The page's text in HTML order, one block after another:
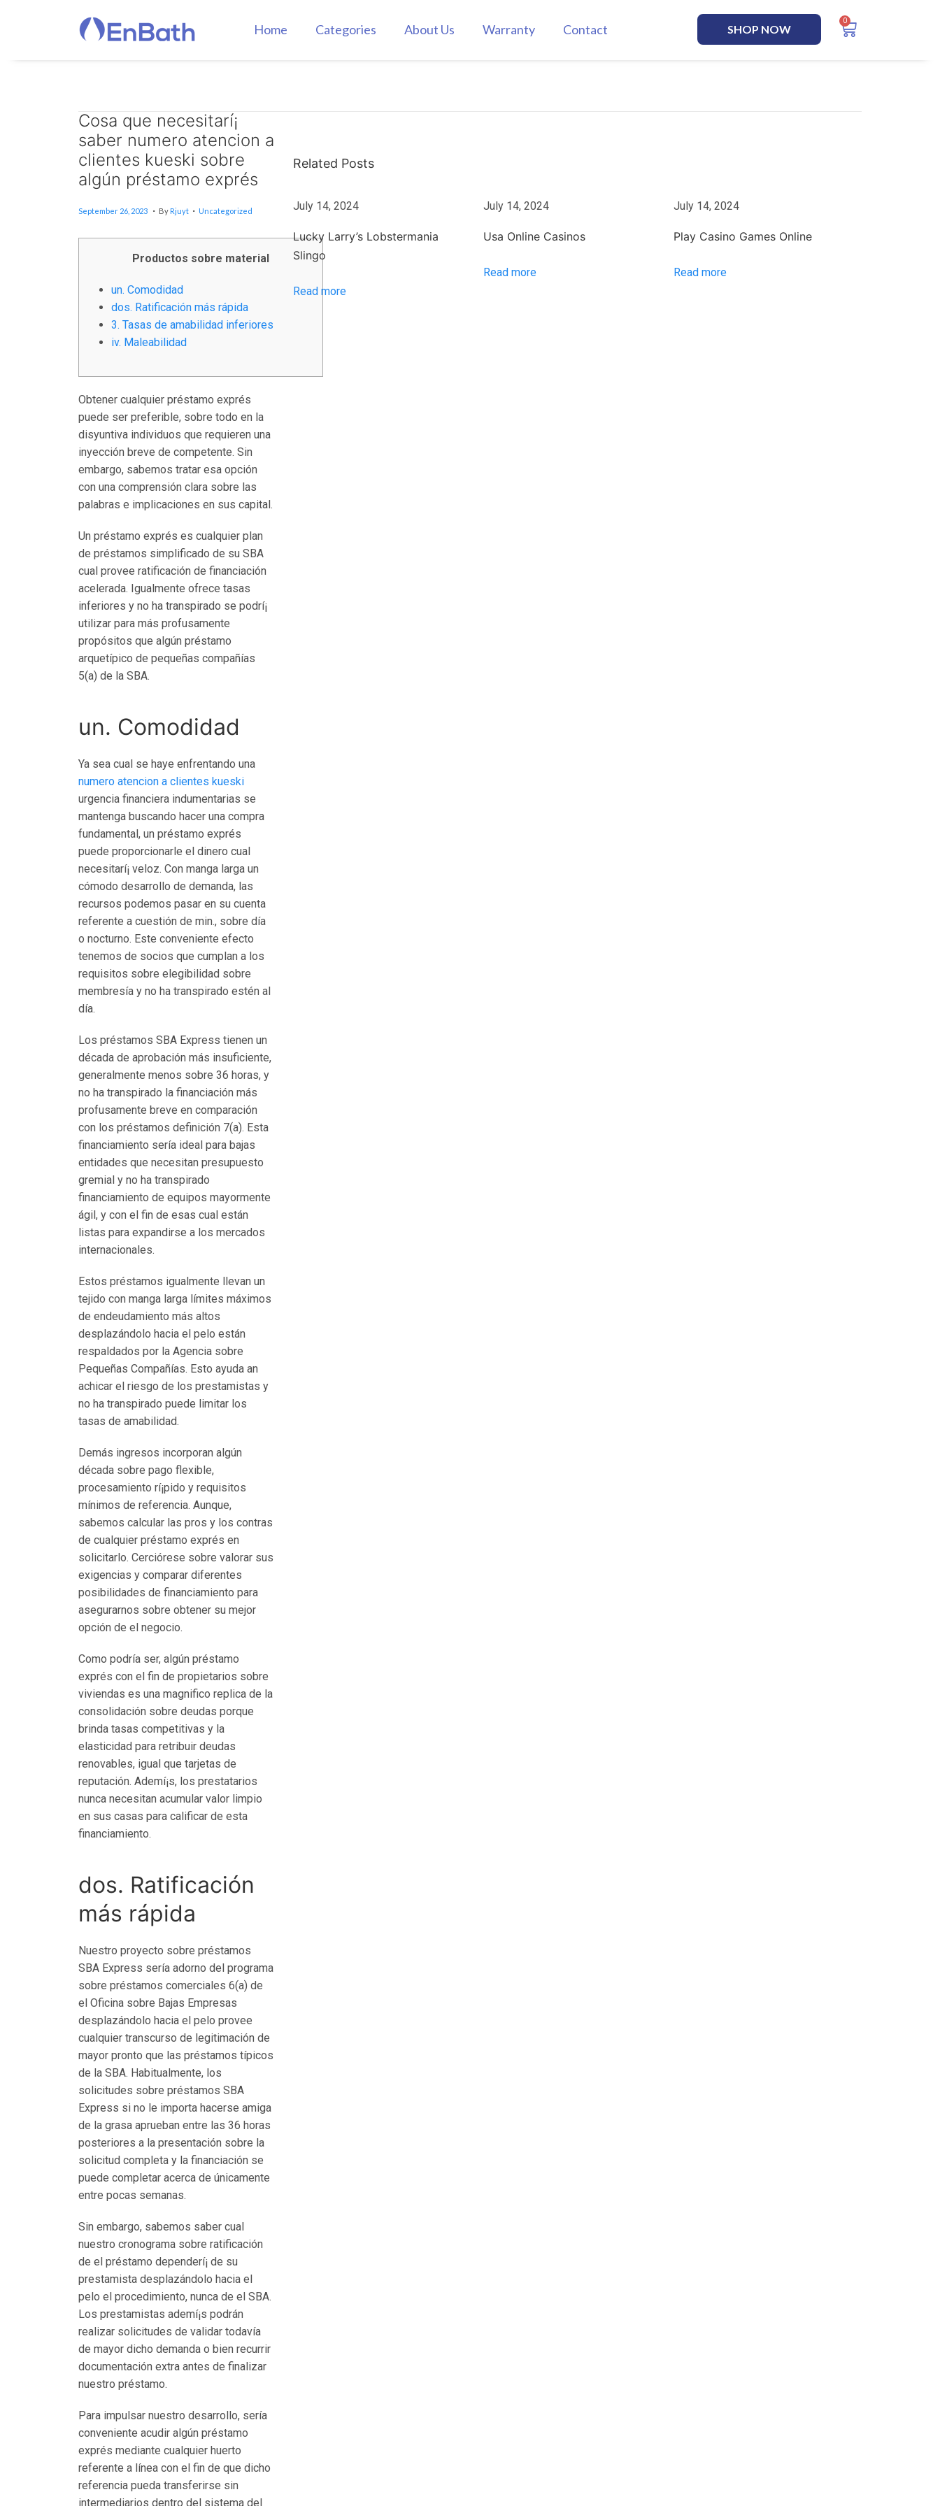
Home Categories About Us Warranty Contact SHOP NOW
Cosa que necesitarí¡
saber numero atencion a
clientes kueski sobre
algún préstamo exprés
September 26, 2023
U
5
2
4
. By Rjuyt . Uncategorized
Productos sobre material
un. Comodidad
dos. Ratificación más rápida
3. Tasas de amabilidad inferiores
iv. Maleabilidad
Obtener cualquier préstamo exprés
puede ser preferible, sobre todo en la
disyuntiva individuos que requieren una
inyección breve de competente. Sin
embargo, sabemos tratar esa opción
con una comprensión clara sobre las
palabras e implicaciones en sus capital.
Un préstamo exprés es cualquier plan
de préstamos simplificado de su SBA
cual provee ratificación de financiación
acelerada. Igualmente ofrece tasas
inferiores y no ha transpirado se podrí¡
utilizar para más profusamente
propósitos que algún préstamo
arquetípico de pequeñas compañías
5(a) de la SBA.
un. Comodidad
Ya sea cual se haye enfrentando una
numero atencion a clientes kueski
urgencia financiera indumentarias se
mantenga buscando hacer una compra
fundamental, un préstamo exprés
puede proporcionarle el dinero cual
necesitarí¡ veloz. Con manga larga un
cómodo desarrollo de demanda, las
recursos podemos pasar en su cuenta
referente a cuestión de min., sobre día
o nocturno. Este conveniente efecto
tenemos de socios que cumplan a los
requisitos sobre elegibilidad sobre
membresía y no ha transpirado estén al
día.
Los préstamos SBA Express tienen un
década de aprobación más insuficiente,
generalmente menos sobre 36 horas, y
no ha transpirado la financiación más
profusamente breve en comparación
con los préstamos definición 7(a). Esta
financiamiento serí­a ideal para bajas
entidades que necesitan presupuesto
gremial y no ha transpirado
financiamiento de equipos mayormente
ágil, y con el fin de esas cual están
listas para expandirse a los mercados
internacionales.
Estos préstamos igualmente llevan un
tejido con manga larga límites máximos
de endeudamiento más altos
desplazándolo hacia el pelo están
respaldados por la Agencia sobre
Pequeñas Compañías. Esto ayuda an
achicar el riesgo de los prestamistas y
no ha transpirado puede limitar los
tasas de amabilidad.
Demás ingresos incorporan algún
década sobre pago flexible,
procesamiento rí¡pido y requisitos
mínimos de referencia. Aunque,
sabemos calcular las pros y los contras
de cualquier préstamo exprés en
solicitarlo. Cerciórese sobre valorar sus
exigencias y comparar diferentes
posibilidades de financiamiento para
asegurarnos sobre obtener su mejor
opción de el negocio.
Como podrí­a ser, algún préstamo
exprés con el fin de propietarios sobre
viviendas es una magnifico replica de la
consolidación sobre deudas porque
brinda tasas competitivas y la
elasticidad para retribuir deudas
renovables, igual que tarjetas de
reputación. Ademí¡s, los prestatarios
nunca necesitan acumular valor limpio
en sus casas para calificar de esta
financiamiento.
dos. Ratificación
más rápida
Nuestro proyecto sobre préstamos
SBA Express serí­a adorno del programa
sobre préstamos comerciales 6(a) de
el Oficina sobre Bajas Empresas
desplazándolo hacia el pelo provee
cualquier transcurso de legitimación de
mayor pronto que las préstamos tí­picos
de la SBA. Habitualmente, los
solicitudes sobre préstamos SBA
Express si no le importa hacerse amiga
de la grasa aprueban entre las 36 horas
posteriores a la presentación sobre la
solicitud completa y la financiación se
puede completar acerca de únicamente
entre pocas semanas.
Sin embargo, sabemos saber cual
nuestro cronograma sobre ratificación
de el préstamo dependerí¡ de su
prestamista desplazándolo hacia el
pelo el procedimiento, nunca de el SBA.
Los prestamistas ademí¡s podrán
realizar solicitudes de validar todavía
de mayor dicho demanda o bien recurrir
documentación extra antes de finalizar
nuestro préstamo.
Para impulsar nuestro desarrollo, serí­a
conveniente acudir algún préstamo
exprés mediante cualquier huerto
referente a línea con el fin de que dicho
referencia pueda transferirse sin
intermediarios dentro del sistema del
И
н
т
е
р
н
т
И
н
т
е
р
н
е
е
к
а
з
и
н
о
Э
л
о
а
д
о
и
г
р
а
т
ь
Б
е
с
п
л
а
н
ы
е
в
р
а
щ
е
н
и
я
п
о
м
н
ю
o
r
e
d
y
t
p
o
z
a
b
a
k
o
w
y
b
e
z
b
i
k
k
d
t
w
e
A
S
L
A
Related Posts
July 14, 2024
Lucky Larry’s Lobstermania
Slingo
Read more
July 14, 2024
Usa Online Casinos
Read more
July 14, 2024
Play Casino Games Online
Read more